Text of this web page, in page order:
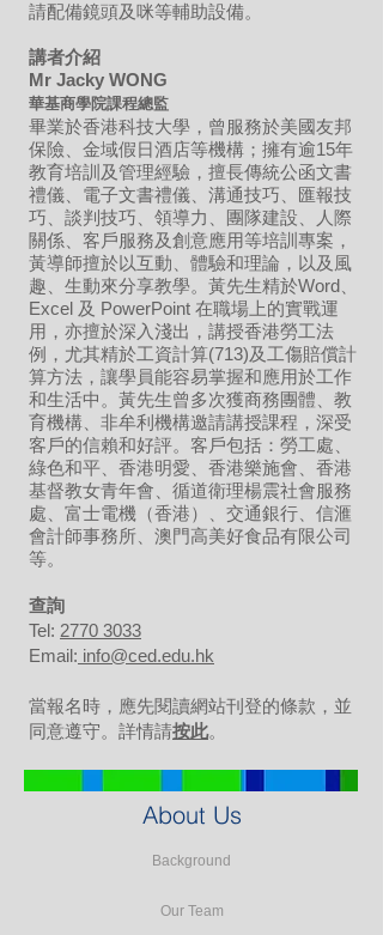
請配備鏡頭及咪等輔助設備。
講者介紹
Mr Jacky WONG
華基商學院課程總監
畢業於香港科技大學，曾服務於美國友邦
保險、金域假日酒店等機構；擁有逾15年
教育培訓及管理經驗，擅長傳統公函文書
禮儀、電子文書禮儀、溝通技巧、匯報技
巧、談判技巧、領導力、團隊建設、人際
關係、客戶服務及創意應用等培訓專案，
黃導師擅於以互動、體驗和理論，以及風
趣、生動來分享教學。黃先生精於Word、
Excel 及 PowerPoint 在職場上的實戰運
用，亦擅於深入淺出，講授香港勞工法
例，尤其精於工資計算(713)及工傷賠償計
算方法，讓學員能容易掌握和應用於工作
和生活中。黃先生曾多次獲商務團體、教
育機構、非牟利機構邀請講授課程，深受
客戶的信賴和好評。客戶包括：勞工處、
綠色和平、香港明愛、香港樂施會、香港
基督教女青年會、循道衛理楊震社會服務
處、富士電機（香港）、交通銀行、信滙
會計師事務所、澳門高美好食品有限公司
等。
​查詢
Tel: 2770 3033
Email: info@ced.edu.hk
當報名時，應先閱讀網站刊登的條款，並
同意遵守。詳情請按此。
About Us
Background
Our Team